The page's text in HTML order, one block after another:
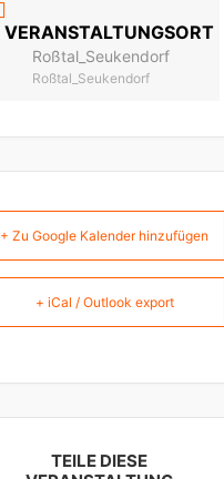
VERANSTALTUNGSORT
Roßtal_Seukendorf
Roßtal_Seukendorf
+ Zu Google Kalender hinzufügen
+ iCal / Outlook export
TEILE DIESE